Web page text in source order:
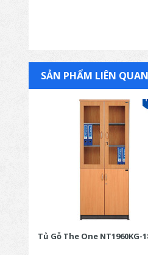
SẢN PHẨM LIÊN QUAN
Tủ Gỗ The One NT1960KG-